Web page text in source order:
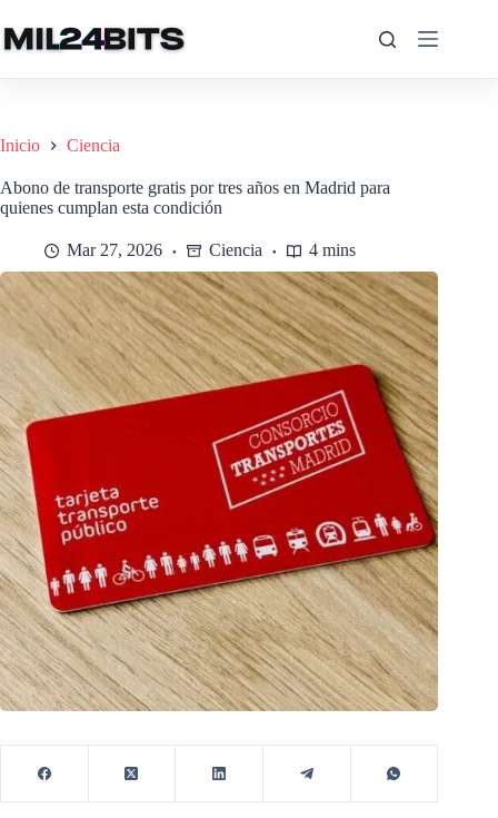
al
contenido
Inicio Ciencia
Abono de transporte gratis por tres años en Madrid para
quienes cumplan esta condición
Mar 27, 2026 Ciencia 4 mins